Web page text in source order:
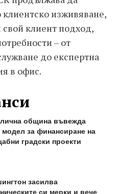
клиентско изживяване,
свой клиент подход,
– от
до експертна
в офис.
община въвежда
модел за финансиране на
градски проекти
засилва
си мерки и вече